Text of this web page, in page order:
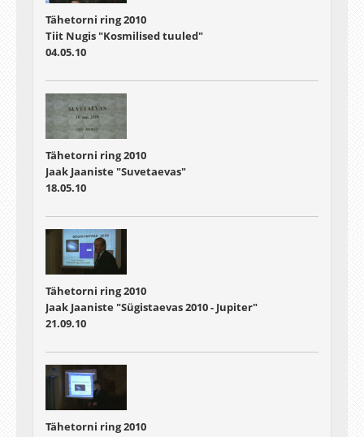
Tähetorni ring 2010
Tiit Nugis "Kosmilised tuuled"
04.05.10
Tähetorni ring 2010
Jaak Jaaniste "Suvetaevas"
18.05.10
Tähetorni ring 2010
Jaak Jaaniste "Sügistaevas 2010 - Jupiter"
21.09.10
Tähetorni ring 2010